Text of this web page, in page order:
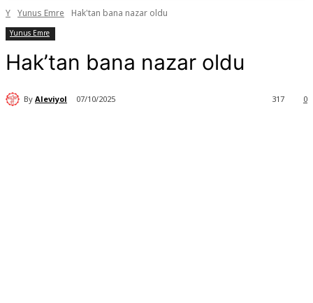
Y Yunus Emre Hak'tan bana nazar oldu
Yunus Emre
Hak’tan bana nazar oldu
By Aleviyol 07/10/2025 0
317